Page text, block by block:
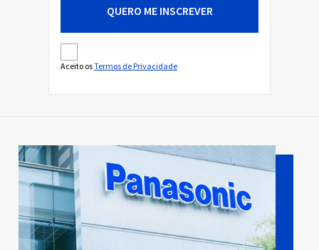
QUERO ME INSCREVER
Aceito osTermos de Privacidade